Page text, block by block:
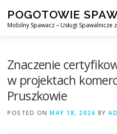
content
POGOTOWIE
Mobilny Spawacz – Usługi Spawalnicze
SPAWANIE MIG/MAG (GMAW)
Znaczenie
w projektach
Pruszkowie
POSTED ON MAY 18, 2026 BY